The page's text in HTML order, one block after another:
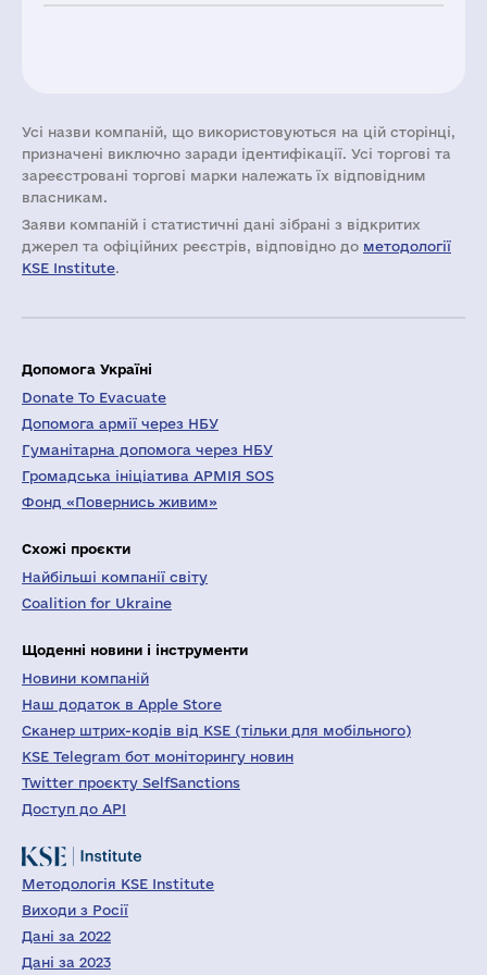
Усі назви компаній, що використовуються на цій сторінці,
призначені виключно заради ідентифікації. Усі торгові та
зареєстровані торгові марки належать їх відповідним
власникам.
Заяви компаній i статистичні дані зібрані з відкритих
джерел та офіційних реєстрів, відповідно до методології
KSE Institute.
Допомога Україні
Donate To Evacuate
Допомога армії через НБУ
Гуманітарна допомога через НБУ
Громадська ініціатива АРМІЯ SOS
Фонд «Повернись живим»
Схожі проєкти
Найбільші компанії світу
Coalition for Ukraine
Щоденні новини і інструменти
Новини компаній
Наш додаток в Apple Store
Сканер штрих-кодів від KSE (тільки для мобільного)
KSE Telegram бот моніторингу новин
Twitter проєкту SelfSanctions
Доступ до API
Методологія KSE Institute
Виходи з Росії
Дані за 2022
Дані за 2023